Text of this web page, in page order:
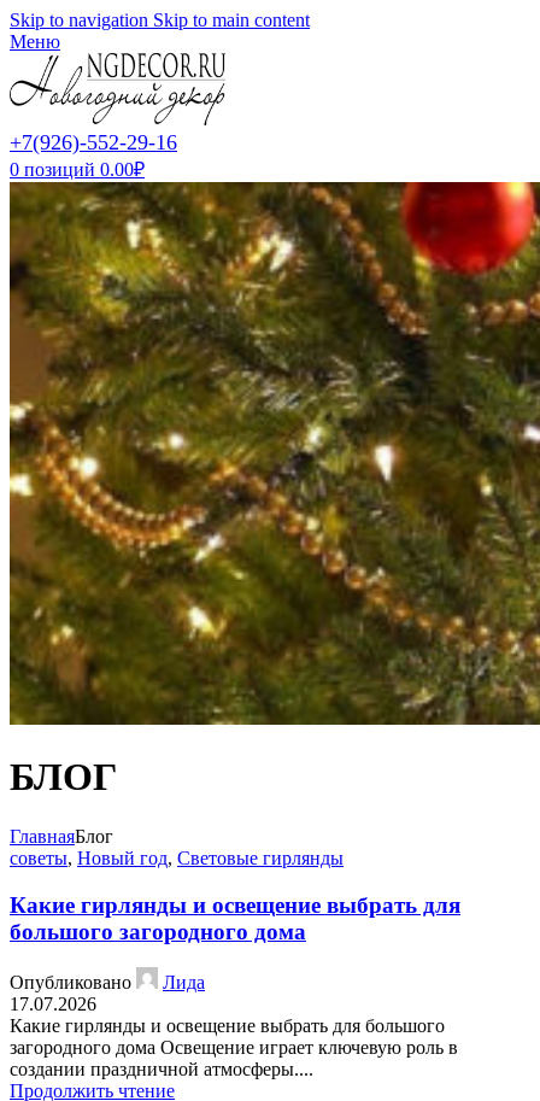
Skip to navigation Skip to main content
Меню
+7(926)-552-29-16
0 позиций 0.00₽
БЛОГ
ГлавнаяБлог
советы, Новый год, Световые гирлянды
Какие гирлянды и освещение выбрать для
большого загородного дома
Опубликовано
Лида
17.07.2026
Какие гирлянды и освещение выбрать для большого
загородного дома Освещение играет ключевую роль в
создании праздничной атмосферы....
Продолжить чтение